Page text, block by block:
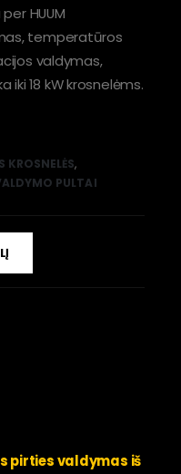
HUUM
temperatūros
valdymas,
18 kW krosnelėms.
KROSNELĖS,
PULTAI
pirties valdymas iš